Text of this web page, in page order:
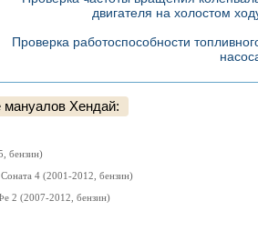
двигателя на холостом
Проверка работоспособности
мануалов Хендай:
бензин)
4 (2001-2012, бензин)
2 (2007-2012, бензин)